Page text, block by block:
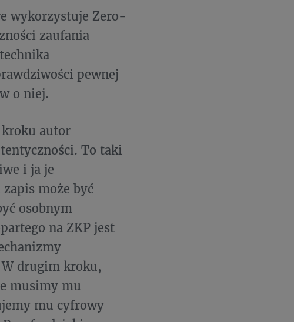
wykorzystuje Zero-
zaufania
pewnej
o niej.
autor
To taki
i ja je
może być
osobnym
na ZKP jest
drugim kroku,
musimy mu
mu cyfrowy